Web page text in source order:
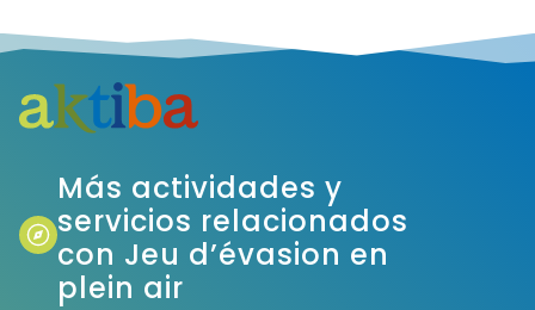
Más actividades y
servicios relacionados
con Jeu d’évasion en
plein air